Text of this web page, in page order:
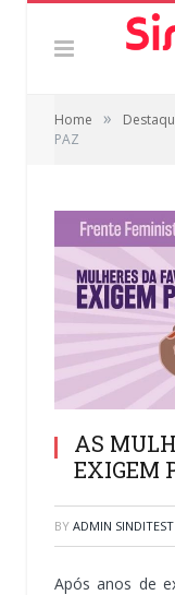
Home »
PAZ
AS
EXIGEM
BY ADMIN SINDITEST
Após anos de